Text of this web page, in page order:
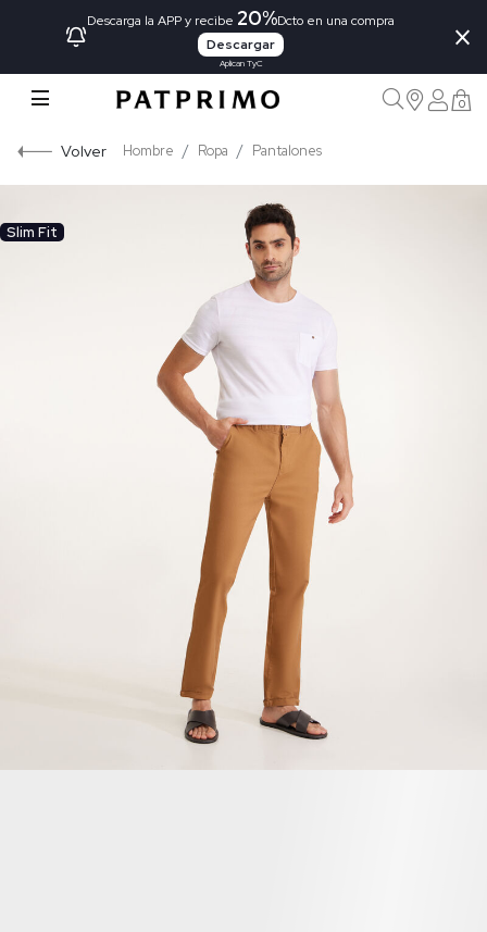
Descarga la APP y recibe 20%Dcto en una compra
Descargar
Aplican TyC
×
0
Volver Hombre Ropa Pantalones
Slim Fit